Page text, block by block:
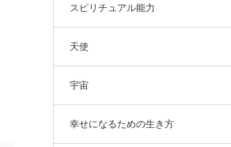
スピリチュアル能力
天使
宇宙
幸せになるための生き方